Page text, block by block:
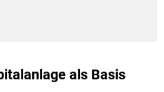
als Basis